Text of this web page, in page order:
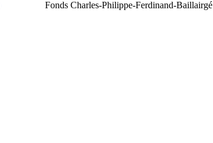
Fonds Charles-Philippe-Ferdinand-Baillairgé